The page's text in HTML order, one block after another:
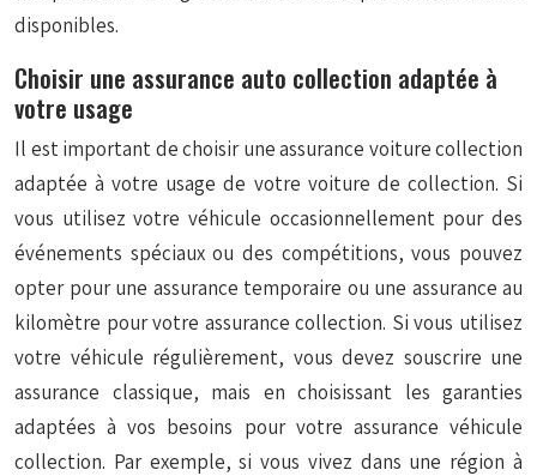
disponibles.
Choisir une assurance auto collection adaptée à
votre usage
Il est important de choisir une assurance voiture collection
adaptée à votre usage de votre voiture de collection. Si
vous utilisez votre véhicule occasionnellement pour des
événements spéciaux ou des compétitions, vous pouvez
opter pour une assurance temporaire ou une assurance au
kilomètre pour votre assurance collection. Si vous utilisez
votre véhicule régulièrement, vous devez souscrire une
assurance classique, mais en choisissant les garanties
adaptées à vos besoins pour votre assurance véhicule
collection. Par exemple, si vous vivez dans une région à